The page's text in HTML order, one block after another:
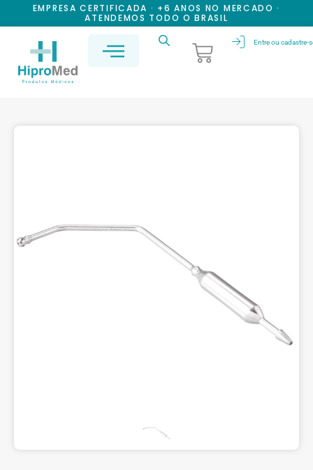
EMPRESA CERTIFICADA · +6 ANOS NO MERCADO ·
ATENDEMOS TODO O BRASIL
Entre ou cadastre-